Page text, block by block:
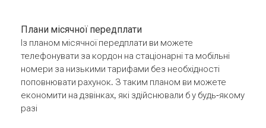
Плани місячної передплати
Із планом місячної передплати ви можете
телефонувати за кордон на стаціонарні та мобільні
номери за низькими тарифами без необхідності
поповнювати рахунок. З таким планом ви можете
економити на дзвінках, які здійснювали б у будь-якому
разі